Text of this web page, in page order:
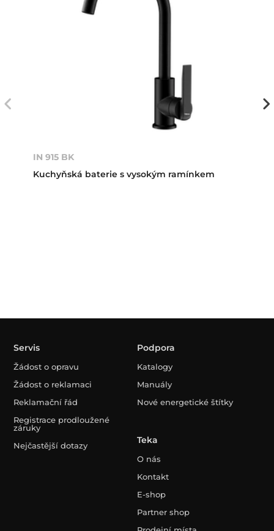
IN 915 BK
Kuchyňská baterie s vysokým ramínkem
Servis
Žádost o opravu
Žádost o reklamaci
Reklamační řád
Registrace prodloužené
záruky
Nejčastější dotazy
Podpora
Katalogy
Manuály
Nové energetické štítky
Teka
O nás
Kontakt
E-shop
Partner shop